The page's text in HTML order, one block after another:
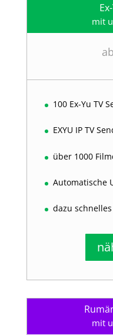
mit
ab
100 Ex-Yu TV
EXYU IP TV
über 1000
Automatische
dazu
mit